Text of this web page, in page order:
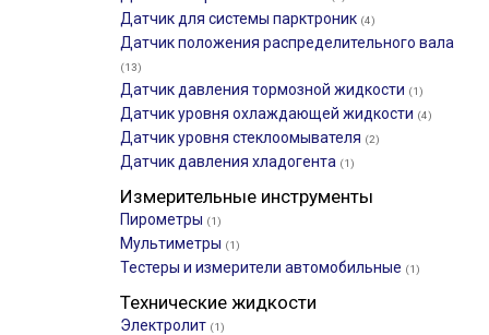
Датчик для системы парктроник (4)
Датчик положения распределительного вала
(13)
Датчик давления тормозной жидкости (1)
Датчик уровня охлаждающей жидкости (4)
Датчик уровня стеклоомывателя (2)
Датчик давления хладогента (1)
Измерительные инструменты
Пирометры (1)
Мультиметры (1)
Тестеры и измерители автомобильные (1)
Технические жидкости
Электролит (1)